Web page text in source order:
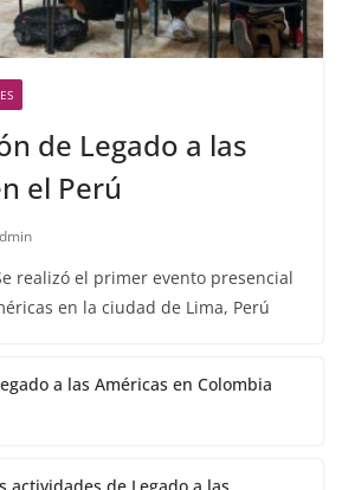
de Legado a las
el Perú
realizó el primer evento presencial
en la ciudad de Lima, Perú
a las Américas en Colombia